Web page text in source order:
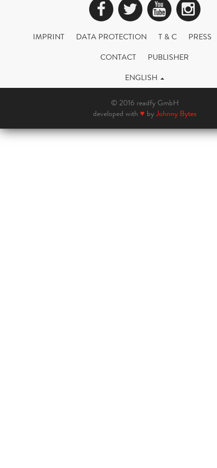
Facebook
Twitter
IMPRINT DATA PROTECTION T & C
PRESS
CONTACT
PUBLISHER
ENGLISH
© 2016 readfy GmbH
developed with ♥ byJohnny Bytes